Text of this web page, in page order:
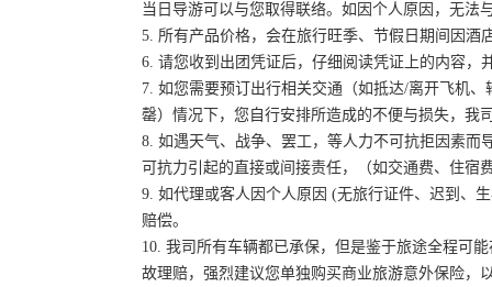
当日导游可以与您取得联络。如因个人原因，无
5. 所有产品价格，会在旅行旺季、节假日期间因
6. 请您收到出团凭证后，仔细阅读凭证上的内容
7. 如您需要预订出行相关交通（如抵达/离开飞机、
罄）情况下，您自行安排所造成的不便与损失，我
8. 如遇天气、战争、罢工，等人力不可抗拒因素
可抗力引起的直接或间接责任，（如交通费、住
9. 如代理或客人因个人原因 (无旅行证件、迟到、
赔偿。
10. 我司所有车辆都已承保，但是鉴于旅途全程可
故理赔，强烈建议您单独购买商业旅游意外保险，